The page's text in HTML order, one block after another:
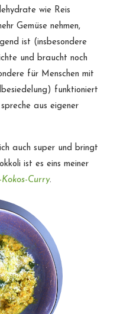
wie Reis
Gemüse nehmen,
ist (insbesondere
und braucht noch
für Menschen mit
funktioniert
aus eigener
auch super und bringt
ist es eins meiner
Curry.